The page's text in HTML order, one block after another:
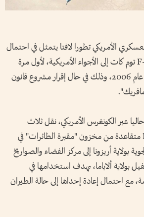
الأمريكي تطورا لافتا يتمثل في احتمال
عودة المقاتلة الشهيرة F-14 توم كات إلى الأجواء الأمريكية، لأول مرة
منذ خروجها من الخدمة عام 2006، وذلك في حال إقرار مشروع قانون
عبر الكونغرس الأمريكي، نقل ثلاث
طائرات من طراز F-14D متقاعدة من مخزون "مقبرة الطائرات" في
بولاية أريزونا إلى مركز الفضاء والصواريخ
بولاية ألاباما، بهدف استخدامها في
مع احتمال إعادة إحداها إلى حالة الطيران